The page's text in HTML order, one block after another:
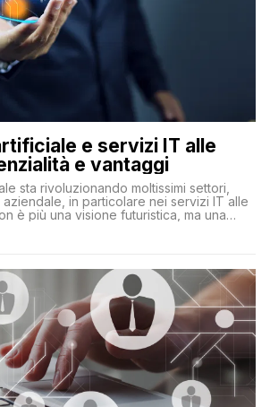
e servizi IT alle
e vantaggi
sta rivoluzionando moltissimi settori,
in particolare nei servizi IT alle
è più una visione futuristica, ma una
portando a un cambio significativo in
[…]